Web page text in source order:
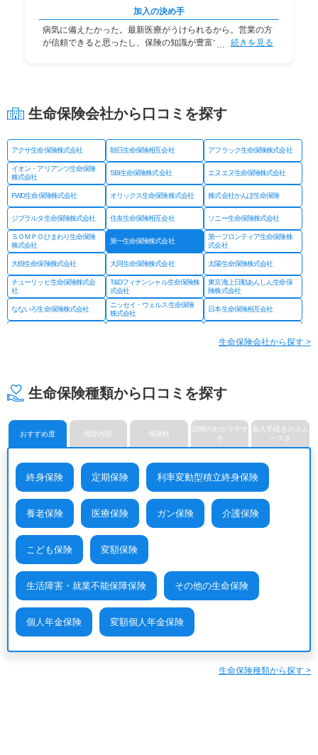
加入の決め手
病気に備えたかった。最新医療がうけられるから。営業の方
が信頼できると思ったし、保険の知識が豊富で、説続きを見る
生命保険会社から口コミを探す
アクサ生命保険株式会社 朝日生命保険相互会社 アフラック生命保険株式会社
イオン・アリアンツ生命保険
株式会社
SBI生命保険株式会社 エヌエヌ生命保険株式会社
FWD生命保険株式会社 オリックス生命保険株式会社 株式会社かんぽ生命保険
ジブラルタ生命保険株式会社 住友生命保険相互会社 ソニー生命保険株式会社
ＳＯＭＰＯひまわり生命保険
株式会社
第一生命保険株式会社
第一フロンティア生命保険株
式会社
大樹生命保険株式会社 大同生命保険株式会社 太陽生命保険株式会社
チューリッヒ生命保険株式会
社
T&Dフィナンシャル生命保険株
式会社
東京海上日動あんしん生命保
険株式会社
なないろ生命保険株式会社
ニッセイ・ウェルス生命保険
株式会社
日本生命保険相互会社
みどり生命保険株式会社 明治安田生命保険相互会社
メットライフ生命保険株式会
メディケア生命保険株式会社 楽天生命保険株式会社
生命保険会社から探す >
生命保険種類から口コミを探す
おすすめ度 保障内容 保険料
説明のわかりやす
さ
加入手続きのスム
ーズさ
終身保険 定期保険 利率変動型積立終身保険
養老保険 医療保険 ガン保険 介護保険
こども保険 変額保険
生活障害・就業不能保障保険 その他の生命保険
個人年金保険 変額個人年金保険
生命保険種類から探す >